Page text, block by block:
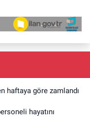
haftaya göre zamlandı
hayatını